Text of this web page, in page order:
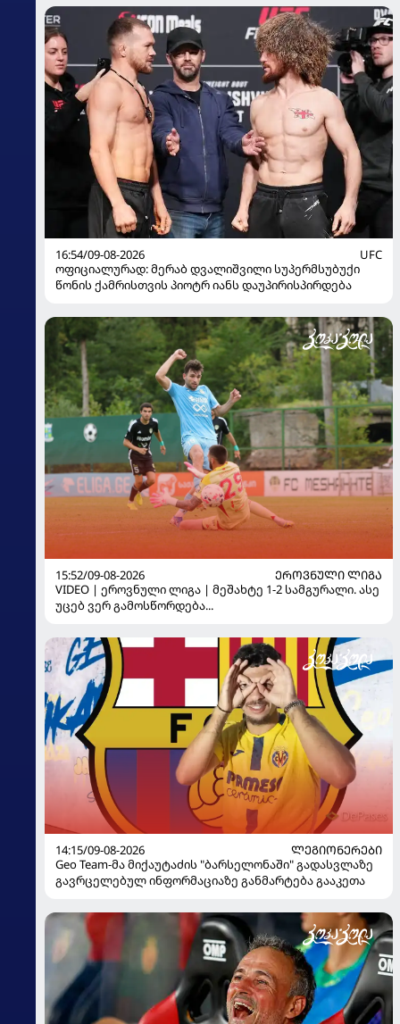
16:54/09-08-2026
UFC
ოფიციალურად: მერაბ დვალიშვილი სუპერმსუბუქი
წონის ქამრისთვის პიოტრ იანს დაუპირისპირდება
15:52/09-08-2026
ᲔᲠᲝᲕᲜᲣᲚᲘ ᲚᲘᲒᲐ
VIDEO | ეროვნული ლიგა | მეშახტე 1-2 სამგურალი. ასე
უცებ ვერ გამოსწორდება...
14:15/09-08-2026
ᲚᲔᲒᲘᲝᲜᲔᲠᲔᲑᲘ
Geo Team-მა მიქაუტაძის "ბარსელონაში" გადასვლაზე
გავრცელებულ ინფორმაციაზე განმარტება გააკეთა